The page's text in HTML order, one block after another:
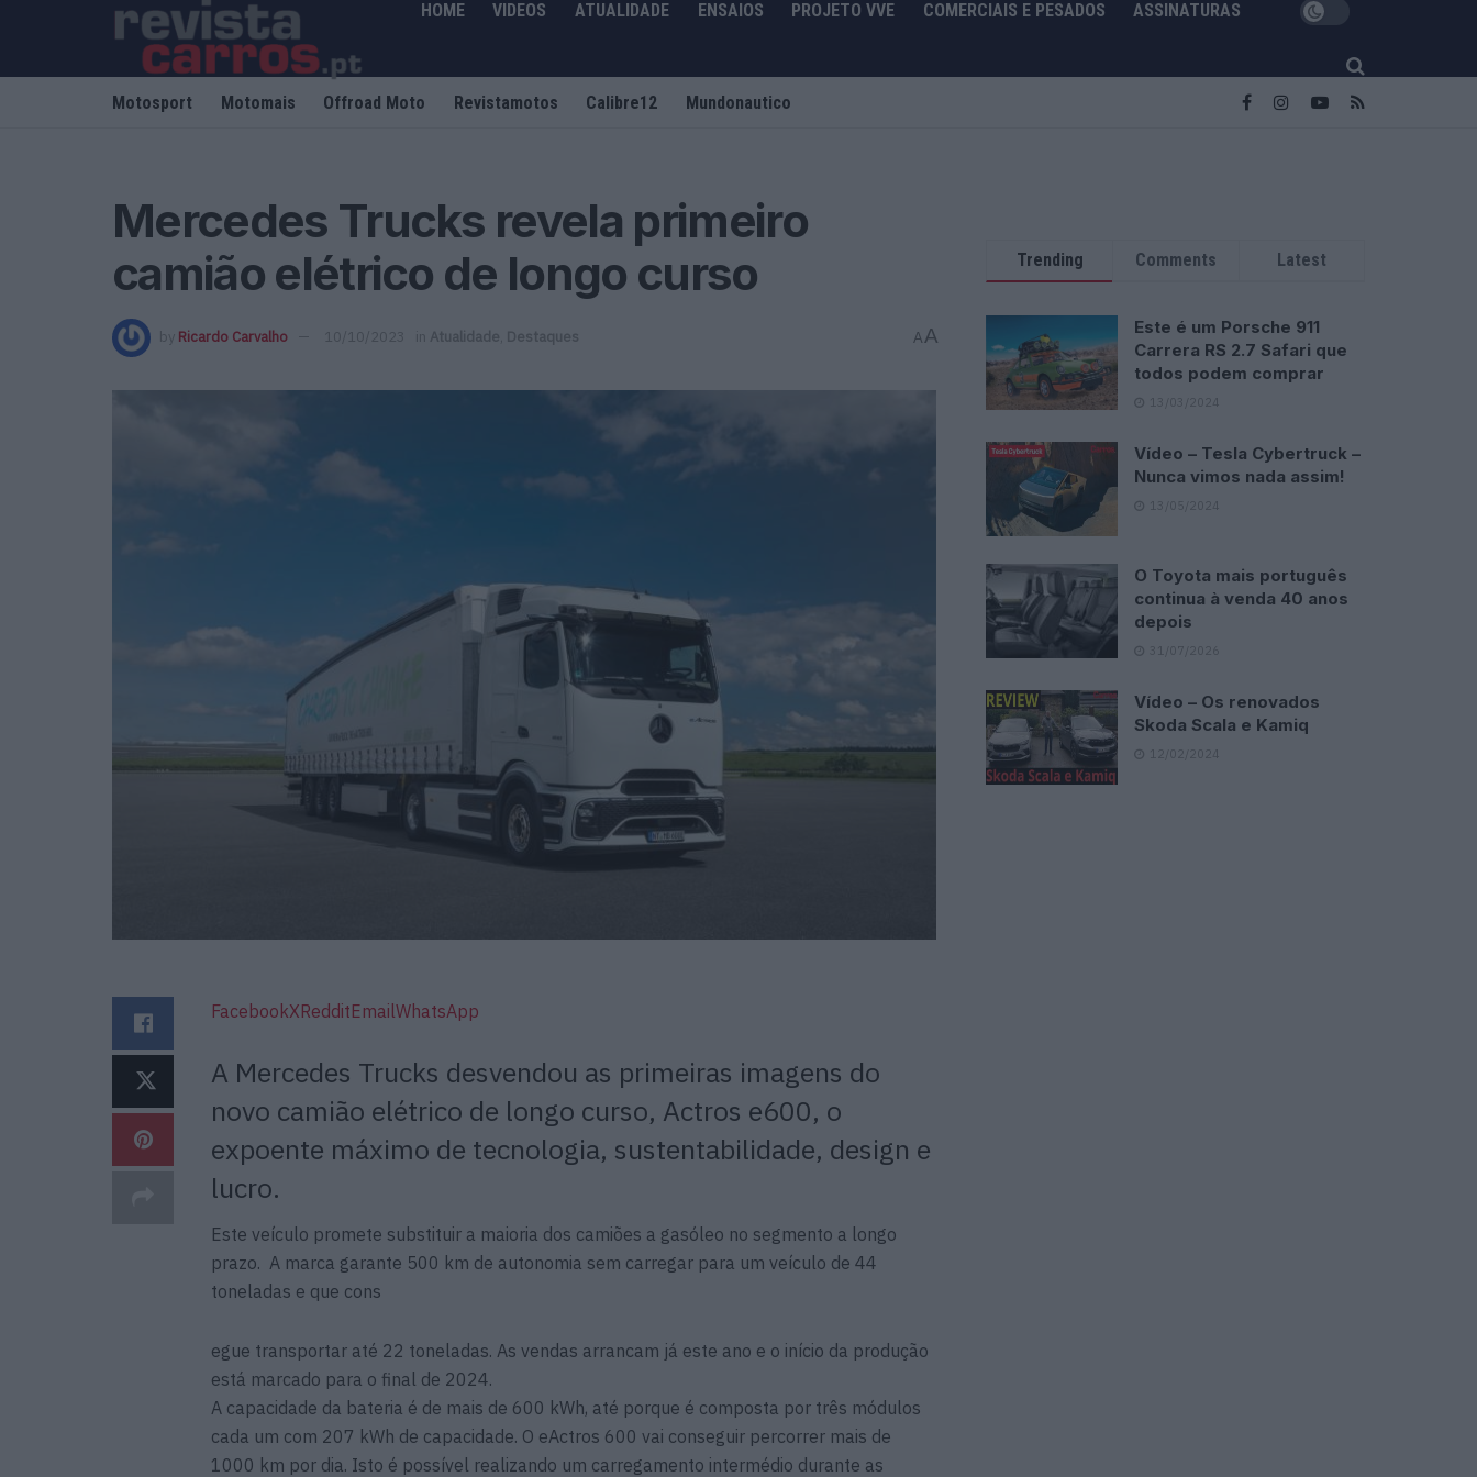
HOME VIDEOS ATUALIDADE ENSAIOS PROJETO VVE COMERCIAIS E PESADOS ASSINATURAS
Motosport Motomais Offroad Moto Revistamotos Calibre12 Mundonautico
Mercedes Trucks revela primeiro
camião elétrico de longo curso
by Ricardo Carvalho 10/10/2023 in Atualidade Destaques AA
FacebookXRedditEmailWhatsApp
A Mercedes Trucks desvendou as primeiras imagens do
novo camião elétrico de longo curso, Actros e600, o
expoente máximo de tecnologia, sustentabilidade, design e
lucro.
Este veículo promete substituir a maioria dos camiões a gasóleo no segmento a longo
prazo. A marca garante 500 km de autonomia sem carregar para um veículo de 44
toneladas e que cons
egue transportar até 22 toneladas. As vendas arrancam já este ano e o início da produção
está marcado para o final de 2024.
A capacidade da bateria é de mais de 600 kWh, até porque é composta por três módulos
cada um com 207 kWh de capacidade. O eActros 600 vai conseguir percorrer mais de
1000 km por dia. Isto é possível realizando um carregamento intermédio durante as
Trending Comments Latest
Este é um Porsche 911
Carrera RS 2.7 Safari que
todos podem comprar
13/03/2024
Vídeo – Tesla Cybertruck –
Nunca vimos nada assim!
13/05/2024
O Toyota mais português
continua à venda 40 anos
depois
31/07/2026
Vídeo – Os renovados
Skoda Scala e Kamiq
12/02/2024